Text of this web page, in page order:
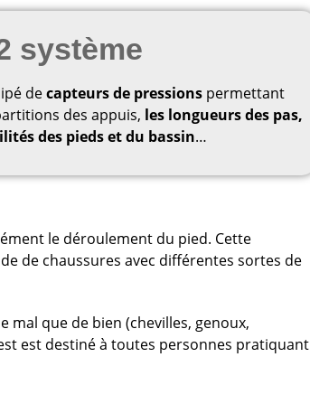
système
decapteurs de pressionspermettant
des appuis, les longueurs des pas,
des pieds et du bassin…
le déroulement du pied. Cette
de chaussures avec différentes sortes de
mal que de bien (chevilles, genoux,
est destiné à toutes personnes pratiquant